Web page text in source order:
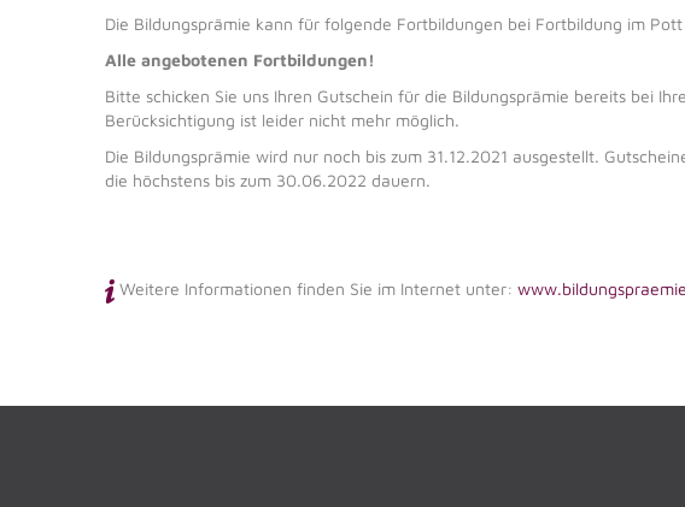
Die Bildungsprämie kann für folgende Fortbildungen bei Fortbildung im
Alle angebotenen Fortbildungen!
Bitte schicken Sie uns Ihren Gutschein für die Bildungsprämie bereits bei
Berücksichtigung ist leider nicht mehr möglich.
Die Bildungsprämie wird nur noch bis zum 31.12.2021 ausgestellt.
die höchstens bis zum 30.06.2022 dauern.
Weitere Informationen finden Sie im Internet unter: